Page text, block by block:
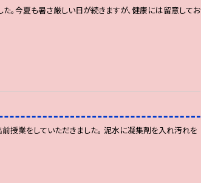
。今夏も暑さ厳しい日が続きますが、健康には留意してお
前授業をしていただきました。 泥水に凝集剤を入れ汚れを